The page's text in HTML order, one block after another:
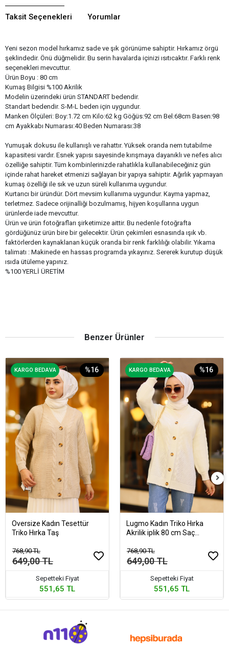
Taksit Seçenekleri Yorumlar
Yeni sezon model hırkamız sade ve şık görünüme sahiptir. Hırkamız örgü
şeklindedir. Önü düğmelidir. Bu serin havalarda içinizi ısıtıcaktır. Farklı renk
seçenekleri mevcuttur.
Ürün Boyu : 80 cm
Kumaş Bilgisi %100 Akrilik
Modelin üzerindeki ürün STANDART bedendir.​
Standart bedendir. S-M-L beden için uygundur.
Manken Ölçüleri: Boy:1.72 cm Kilo:62 kg Göğüs:92 cm Bel:68cm Basen:98
cm Ayakkabı Numarası:40 Beden Numarası:38
Yumuşak dokusu ile kullanışlı ve rahattır. Yüksek oranda nem tutabilme
kapasitesi vardır. Esnek yapısı sayesinde kırışmaya dayanıklı ve nefes alıcı
özelliğe sahiptir. Tüm kombinlerinizde rahatlıkla kullanabileceğiniz gün
içinde rahat hareket etmenizi sağlayan bir yapıya sahiptir. Ağırlık yapmayan
kumaş özelliği ile sık ve uzun süreli kullanıma uygundur.
Kurtarıcı bir üründür. Dört mevsim kullanıma uygundur. Kayma yapmaz,
terletmez. Sadece orijinalliği bozulmamış, hijyen koşullarına uygun
ürünlerde iade mevcuttur.
Ürün ve ürün fotoğrafları şirketimize aittir. Bu nedenle fotoğrafta
gördüğünüz ürün bire bir gelecektir. Ürün çekimleri esnasında ışık vb.
faktörlerden kaynaklanan küçük oranda bir renk farklılığı olabilir. Yıkama
talimatı : Makinede en hassas programda yıkayınız. Sererek kurutup düşük
ısıda ütüleme yapınız.
%100 YERLİ ÜRETİM
Benzer Ürünler
KARGO BEDAVA %16
Oversize Kadın Tesettür
Triko Hırka Taş
768,90 TL
649,00 TL
Sepetteki Fiyat
551,65 TL
KARGO BEDAVA %16
Lugmo Kadın Triko Hırka
Akrilik iplik 80 cm Saç
768,90 TL
649,00 TL
Sepetteki Fiyat
551,65 TL